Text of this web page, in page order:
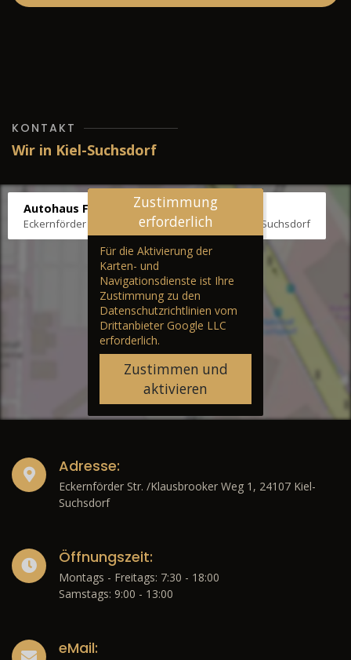
KONTAKT
Wir in Kiel-Suchsdorf
Autohaus Fräter
Eckernförder Str. /Klausbrooker Weg 1, 24107 Kiel-Suchsdorf
Zustimmung
erforderlich
Für die Aktivierung der
Karten- und
Navigationsdienste ist Ihre
Zustimmung zu den
Datenschutzrichtlinien vom
Drittanbieter Google LLC
erforderlich.
Zustimmen und
aktivieren
Adresse:
Eckernförder Str. /Klausbrooker Weg 1, 24107 Kiel-
Suchsdorf
Öffnungszeit:
Montags - Freitags: 7:30 - 18:00
Samstags: 9:00 - 13:00
eMail: